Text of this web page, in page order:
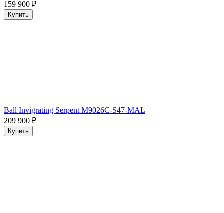
159 900 ₽
Купить
Ball Invigrating Serpent M9026C-S47-MAL
209 900 ₽
Купить